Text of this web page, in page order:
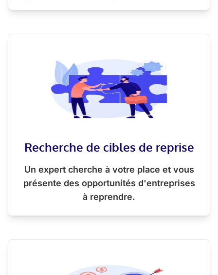
Recherche de cibles de reprise
Un expert cherche à votre place et vous
présente des opportunités d'entreprises
à reprendre.